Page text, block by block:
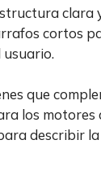
cortos
que
los motores
describir